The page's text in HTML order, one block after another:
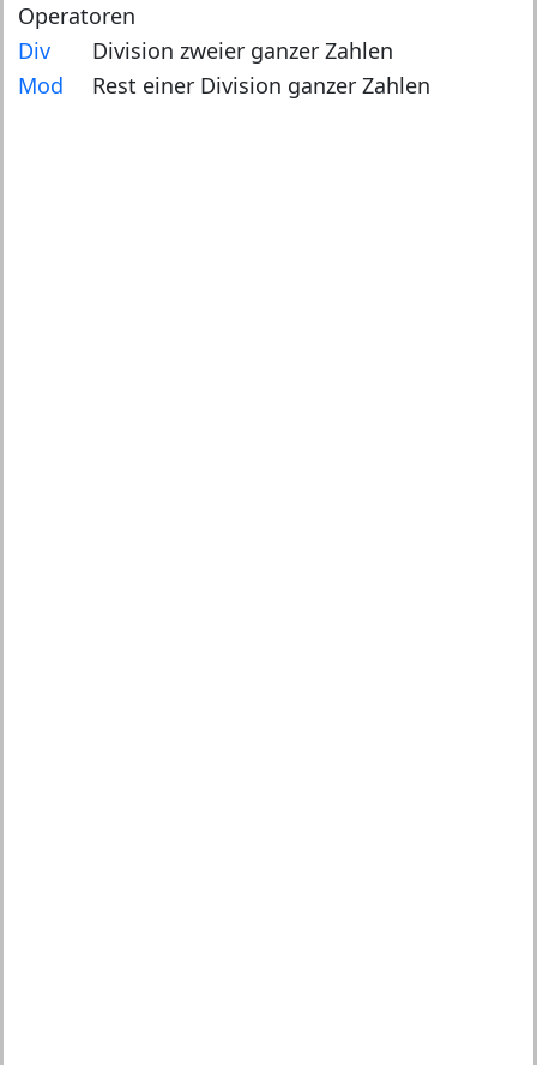
Operatoren
Div
Division zweier ganzer Zahlen
Mod
Rest einer Division ganzer Zahlen